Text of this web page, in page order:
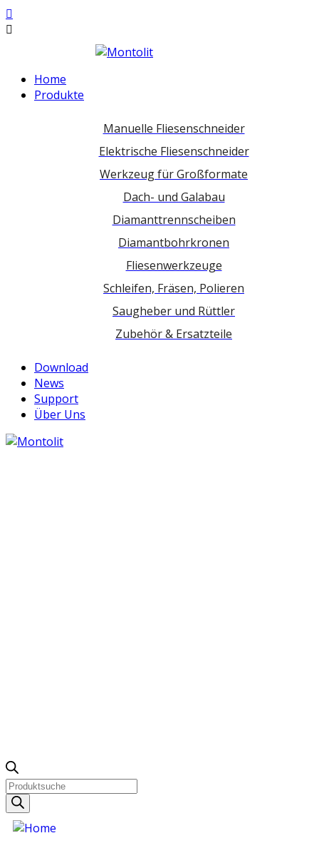
Home
Produkte
Manuelle Fliesenschneider
Elektrische Fliesenschneider
Werkzeug für Großformate
Dach- und Galabau
Diamanttrennscheiben
Diamantbohrkronen
Fliesenwerkzeuge
Schleifen, Fräsen, Polieren
Saugheber und Rüttler
Zubehör & Ersatzteile
Download
News
Support
Über Uns